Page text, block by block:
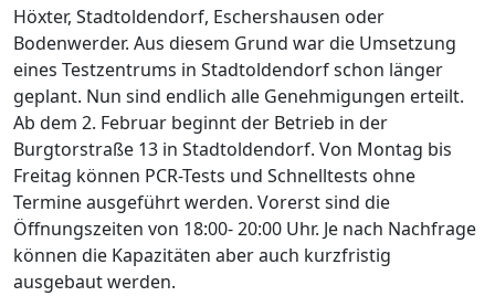
Höxter, Stadtoldendorf, Eschershausen oder
Bodenwerder. Aus diesem Grund war die Umsetzung
eines Testzentrums in Stadtoldendorf schon länger
geplant. Nun sind endlich alle Genehmigungen erteilt.
Ab dem 2. Februar beginnt der Betrieb in der
Burgtorstraße 13 in Stadtoldendorf. Von Montag bis
Freitag können PCR-Tests und Schnelltests ohne
Termine ausgeführt werden. Vorerst sind die
Öffnungszeiten von 18:00- 20:00 Uhr. Je nach Nachfrage
können die Kapazitäten aber auch kurzfristig
ausgebaut werden.